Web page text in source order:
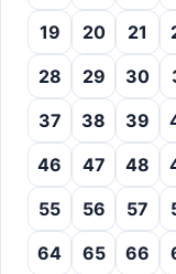
19
20 21
28
29 30
37
38 39
46
47 48
55
56 57
64
65 66